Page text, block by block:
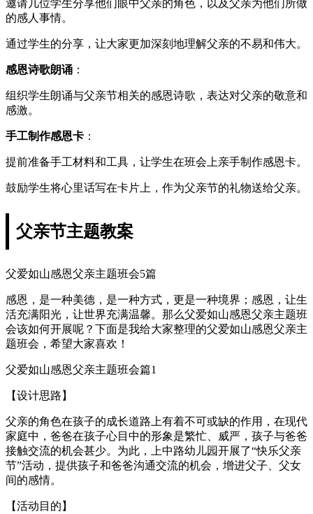
邀请几位学生分享他们眼中父亲的角色，以及父亲为他们所做
的感人事情。
通过学生的分享，让大家更加深刻地理解父亲的不易和伟大。
感恩诗歌朗诵 ：
组织学生朗诵与父亲节相关的感恩诗歌，表达对父亲的敬意和
感激。
手工制作感恩卡 ：
提前准备手工材料和工具，让学生在班会上亲手制作感恩卡。
鼓励学生将心里话写在卡片上，作为父亲节的礼物送给父亲。
父亲节主题教案
父爱如山感恩父亲主题班会5篇
感恩，是一种美德，是一种方式，更是一种境界；感恩，让生
活充满阳光，让世界充满温馨。那么父爱如山感恩父亲主题班
会该如何开展呢？下面是我给大家整理的父爱如山感恩父亲主
题班会，希望大家喜欢！
父爱如山感恩父亲主题班会篇1
【设计思路】
父亲的角色在孩子的成长道路上有着不可或缺的作用，在现代
家庭中，爸爸在孩子心目中的形象是繁忙、威严，孩子与爸爸
接触交流的机会甚少。为此，上中路幼儿园开展了“快乐父亲
节”活动，提供孩子和爸爸沟通交流的机会，增进父子、父女
间的感情。
【活动目的】